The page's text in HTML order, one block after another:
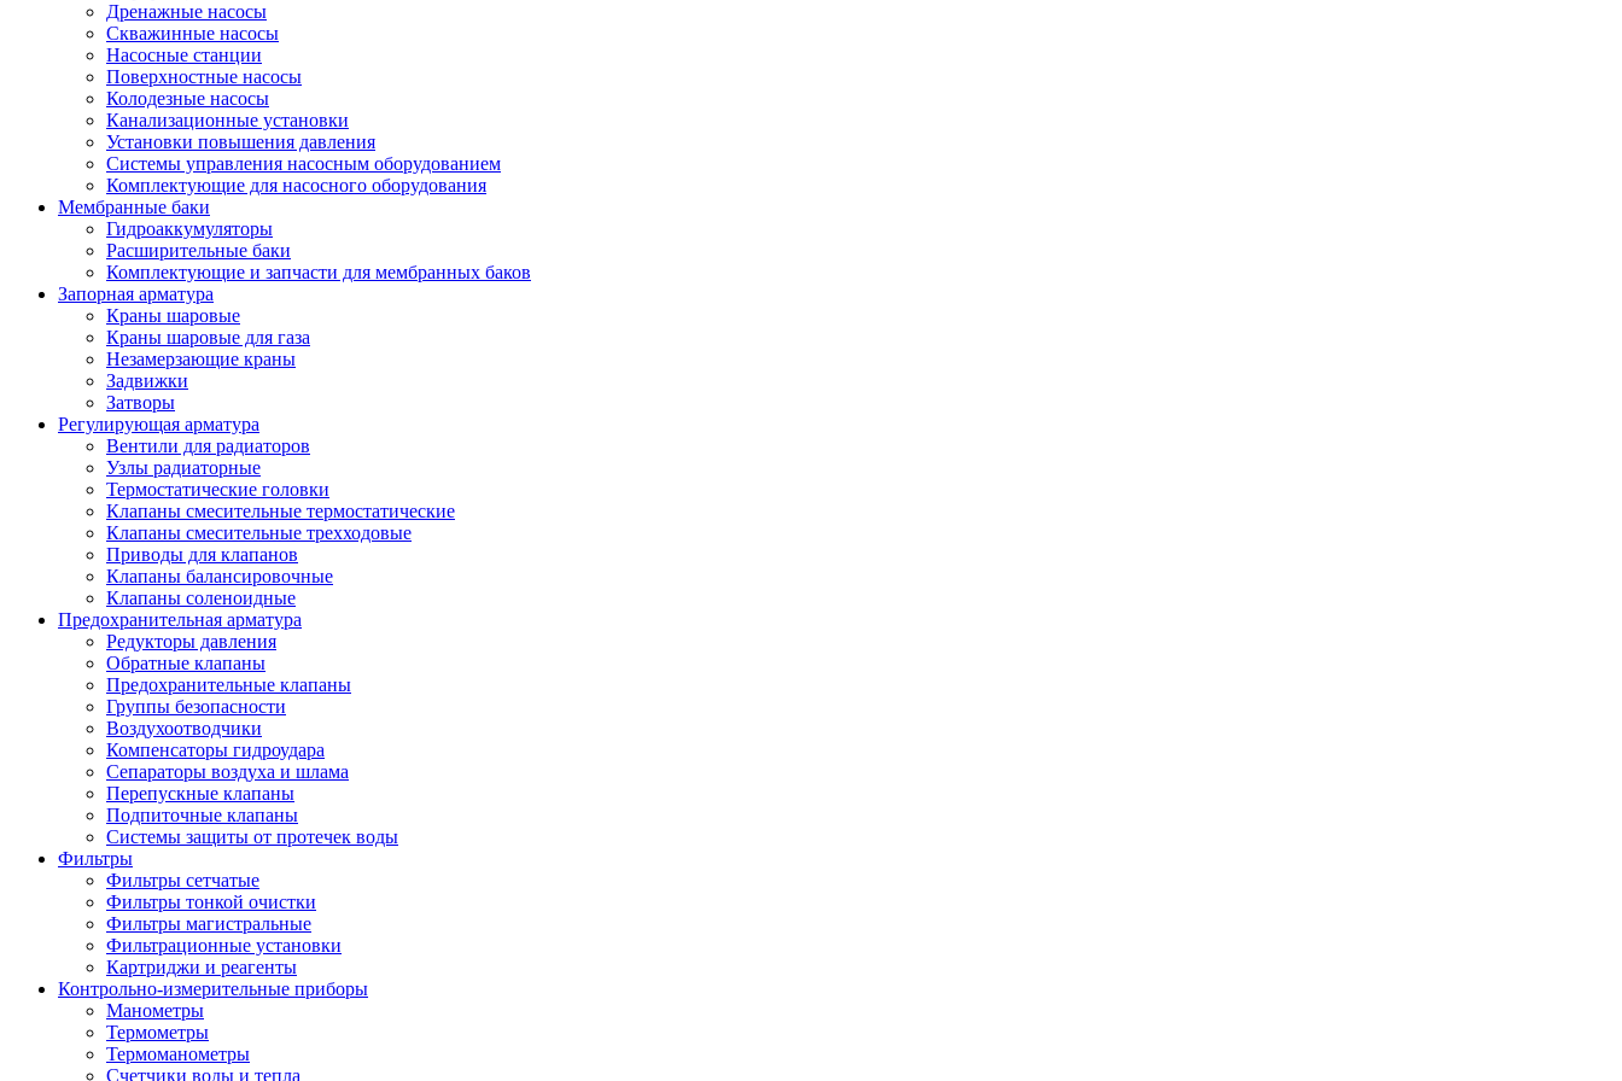
Дренажные насосы
Скважинные насосы
Насосные станции
Поверхностные насосы
Колодезные насосы
Канализационные установки
Установки повышения давления
Системы управления насосным оборудованием
Комплектующие для насосного оборудования
Мембранные баки
Гидроаккумуляторы
Расширительные баки
Комплектующие и запчасти для мембранных баков
Запорная арматура
Краны шаровые
Краны шаровые для газа
Незамерзающие краны
Задвижки
Затворы
Регулирующая арматура
Вентили для радиаторов
Узлы радиаторные
Термостатические головки
Клапаны смесительные термостатические
Клапаны смесительные трехходовые
Приводы для клапанов
Клапаны балансировочные
Клапаны соленоидные
Предохранительная арматура
Редукторы давления
Обратные клапаны
Предохранительные клапаны
Группы безопасности
Воздухоотводчики
Компенсаторы гидроудара
Сепараторы воздуха и шлама
Перепускные клапаны
Подпиточные клапаны
Системы защиты от протечек воды
Фильтры
Фильтры сетчатые
Фильтры тонкой очистки
Фильтры магистральные
Фильтрационные установки
Картриджи и реагенты
Контрольно-измерительные приборы
Манометры
Термометры
Термоманометры
Счетчики воды и тепла